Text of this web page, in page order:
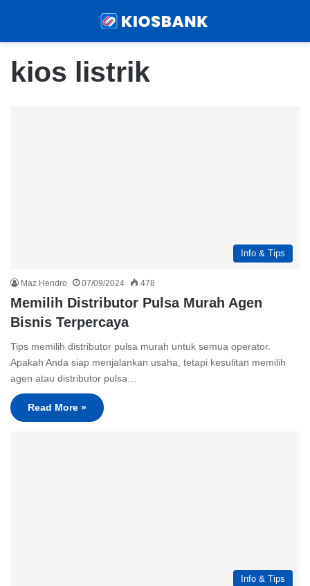
kios listrik
Info & Tips
Maz Hendro 07/09/2024 478
Memilih Distributor Pulsa Murah Agen
Bisnis Terpercaya
Tips memilih distributor pulsa murah untuk semua operator.
Apakah Anda siap menjalankan usaha, tetapi kesulitan memilih
agen atau distributor pulsa…
Read More »
Info & Tips